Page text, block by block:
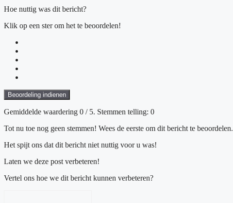
Hoe nuttig was dit bericht?
Klik op een ster om het te beoordelen!
Beoordeling indienen
Gemiddelde waardering 0 / 5. Stemmen telling: 0
Tot nu toe nog geen stemmen! Wees de eerste om dit bericht te beoordelen.
Het spijt ons dat dit bericht niet nuttig voor u was!
Laten we deze post verbeteren!
Vertel ons hoe we dit bericht kunnen verbeteren?